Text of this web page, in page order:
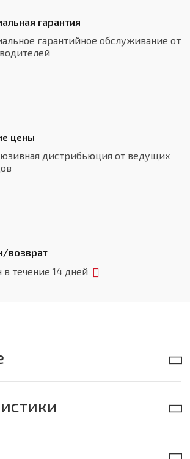
гарантия
гарантийное обслуживание от
цены
дистрибьюция от ведущих
возврат
течение 14 дней